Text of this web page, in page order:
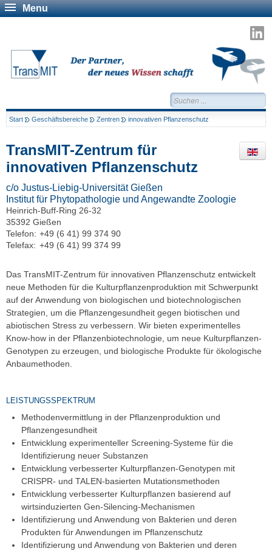
Menu
Suchen...
Start Geschäftsbereiche Zentren innovativen Pflanzenschutz
TransMIT-Zentrum für
innovativen Pflanzenschutz
c/o Justus-Liebig-Universität Gießen
Institut für Phytopathologie und Angewandte Zoologie
Heinrich-Buff-Ring 26-32
35392 Gießen
Telefon: +49 (6 41) 99 374 90
Telefax: +49 (6 41) 99 374 99
Das TransMIT-Zentrum für innovativen Pflanzenschutz entwickelt
neue Methoden für die Kulturpflanzenproduktion mit Schwerpunkt
auf der Anwendung von biologischen und biotechnologischen
Strategien, um die Pflanzengesundheit gegen biotischen und
abiotischen Stress zu verbessern. Wir bieten experimentelles
Know-how in der Pflanzenbiotechnologie, um neue Kulturpflanzen-
Genotypen zu erzeugen, und biologische Produkte für ökologische
Anbaumethoden.
LEISTUNGSSPEKTRUM
Methodenvermittlung in der Pflanzenproduktion und
Pflanzengesundheit
Entwicklung experimenteller Screening-Systeme für die
Identifizierung neuer Substanzen
Entwicklung verbesserter Kulturpflanzen-Genotypen mit
CRISPR- und TALEN-basierten Mutationsmethoden
Entwicklung verbesserter Kulturpflanzen basierend auf
wirtsinduzierten Gen-Silencing-Mechanismen
Identifizierung und Anwendung von Bakterien und deren
Produkten für Anwendungen im Pflanzenschutz
Identifizierung und Anwendung von Bakterien und deren